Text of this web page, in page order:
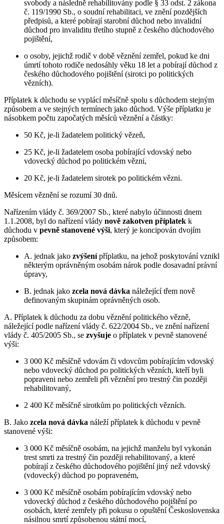
svobody a následně rehabilitovány podle § 33 odst. 2 zákona
č. 119/1990 Sb., o soudní rehabilitaci, ve znění pozdějších
předpisů, a které pobírají starobní důchod nebo invalidní
důchod pro invaliditu třetího stupně z českého důchodového
pojištění,
o osoby, jejichž rodič v době věznění zemřel, pokud ke dni
úmrtí tohoto rodiče nedosáhly věku 18 let a pobírají důchod z
českého důchodového pojištění (sirotci po politických
vězních).
Příplatek k důchodu se vyplácí měsíčně spolu s důchodem stejným
způsobem a ve stejných termínech jako důchod. Výše příplatku je
násobkem počtu započatých měsíců věznění a částky:
50 Kč, je-li žadatelem politický vězeň,
25 Kč, je-li žadatelem osoba pobírající vdovský nebo
vdovecký důchod po politickém vězni,
20 Kč, je-li žadatelem sirotek po politickém vězni.
Měsícem věznění se rozumí 30 dnů.
Nařízením vlády č. 369/2007 Sb., které nabylo účinnosti dnem
1.1.2008, byl do nařízení vlády nově zakotven příplatek k
důchodu v pevně stanovené výši, který je koncipován dvojím
způsobem:
A. jednak jako zvýšenípříplatku, na jehož poskytování vznikl
některým oprávněným osobám nárok podle dosavadní právní
úpravy,
B. jednak jako zcela nová dávka náležející třem nově
definovaným skupinám oprávněných osob.
A. Příplatek k důchodu za dobu věznění politického vězně,
náležející podle nařízení vlády č. 622/2004 Sb., ve znění nařízení
vlády č. 405/2005 Sb., se zvyšuje o příplatek v pevně stanovené
výši:
3 000 Kč měsíčně vdovám či vdovcům pobírajícím vdovský
nebo vdovecký důchod po politických vězních, kteří byli
popraveni nebo zemřeli při věznění pro trestný čin později
rehabilitovaný,
2 400 Kč měsíčně sirotkům po politických vězních.
B. Jako zcela nová dávka náleží příplatek k důchodu v pevně
stanovené výši:
3 000 Kč měsíčně osobám, na jejichž manželu byl vykonán
trest smrti za trestný čin později rehabilitovaný, a které
pobírají z českého důchodového pojištění jiný než vdovský
(vdovecký) důchod po popraveném,
3 000 Kč měsíčně osobám pobírajícím vdovský nebo
vdovecký důchod z českého důchodového pojištění po
osobách, které zemřely při pokusu o opuštění Československa
násilnou smrtí způsobenou státní mocí,